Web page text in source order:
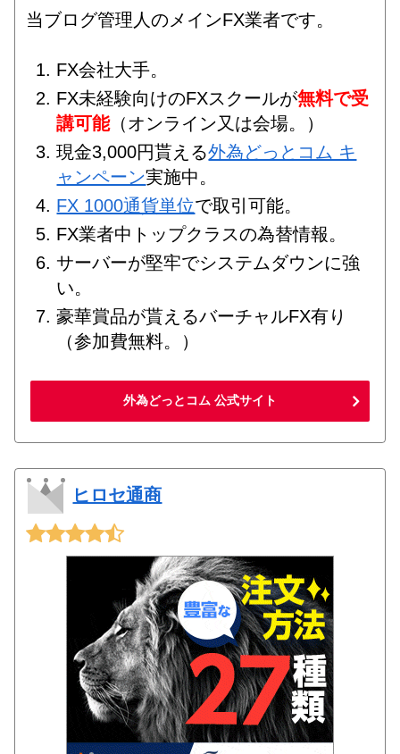
当ブログ管理人のメインFX業者です。
FX会社大手。
FX未経験向けのFXスクールが無料で受
講可能（オンライン又は会場。）
現金3,000円貰える外為どっとコム キ
ャンペーン実施中。
FX 1000通貨単位で取引可能。
FX業者中トップクラスの為替情報。
サーバーが堅牢でシステムダウンに強
い。
豪華賞品が貰えるバーチャルFX有り
（参加費無料。）
外為どっとコム 公式サイト
ヒロセ通商